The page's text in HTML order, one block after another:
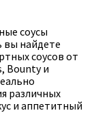
соусы
вы найдете
соусов от
Bounty и
различных
и аппетитный